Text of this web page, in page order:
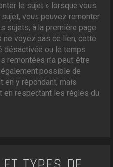
le sujet » lorsque vous
vous pouvez remonter
sujets, à la première page
ne voyez pas ce lien, cette
désactivée ou le temps
remontées n’a peut-être
possible de
en y répondant, mais
en respectant les règles du